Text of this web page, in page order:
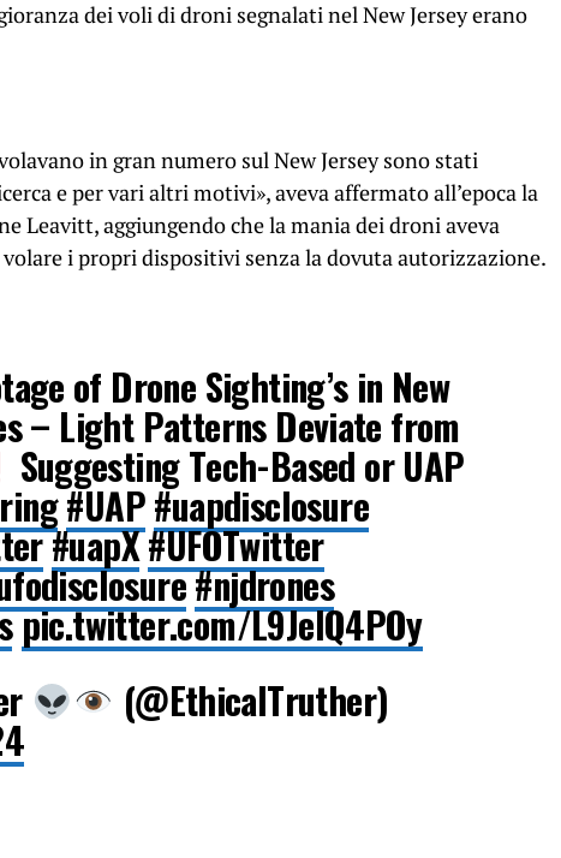
dei voli di droni segnalati nel New Jersey erano
in gran numero sul New Jersey sono stati
e per vari altri motivi», aveva affermato all’epoca la
Leavitt, aggiungendo che la mania dei droni aveva
i propri dispositivi senza la dovuta autorizzazione.
of Drone Sighting’s in New
– Light Patterns Deviate from
Suggesting Tech-Based or UAP
#UAP#uapdisclosure
#uapX#UFOTwitter
#njdrones
pic.twitter.com/L9JeIQ4POy
(@EthicalTruther)